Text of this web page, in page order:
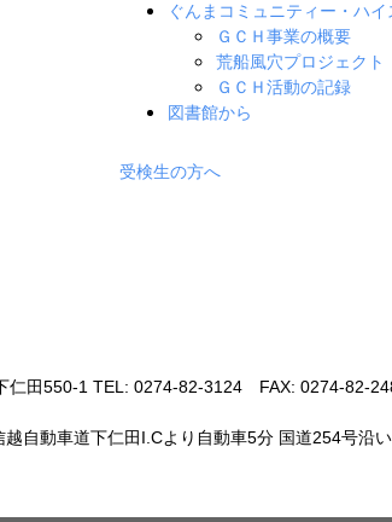
ぐんまコミュニティー・ハ
ＧＣＨ事業の概要
荒船風穴プロジェクト
ＧＣＨ活動の記録
図書館から
受検生の方へ
仁田550-1 TEL: 0274-82-3124 FAX: 0274-82-
越自動車道下仁田I.Cより自動車5分 国道254号沿い